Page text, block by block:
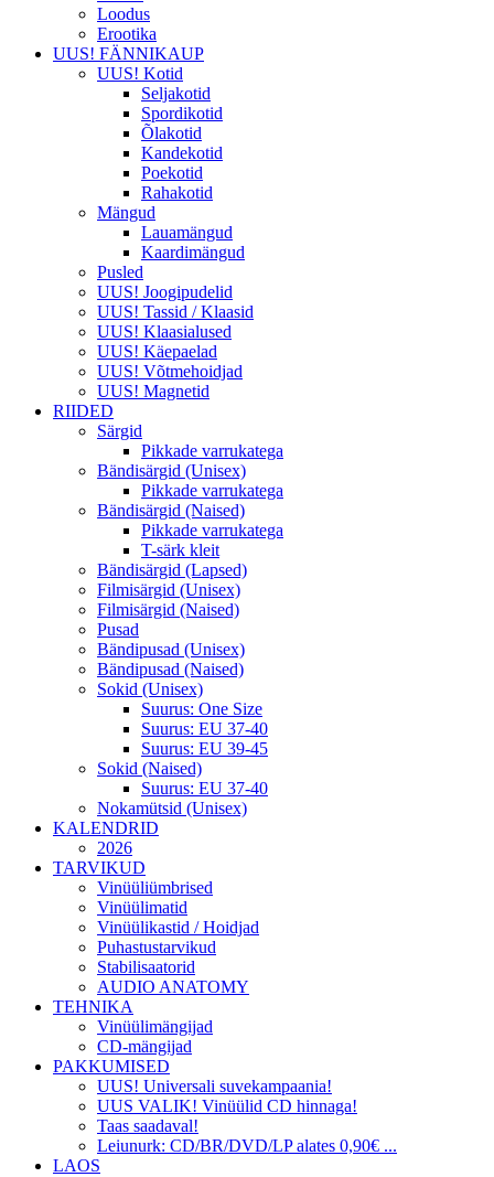
Loodus
Erootika
UUS! FÄNNIKAUP
UUS! Kotid
Seljakotid
Spordikotid
Õlakotid
Kandekotid
Poekotid
Rahakotid
Mängud
Lauamängud
Kaardimängud
Pusled
UUS! Joogipudelid
UUS! Tassid / Klaasid
UUS! Klaasialused
UUS! Käepaelad
UUS! Võtmehoidjad
UUS! Magnetid
RIIDED
Särgid
Pikkade varrukatega
Bändisärgid (Unisex)
Pikkade varrukatega
Bändisärgid (Naised)
Pikkade varrukatega
T-särk kleit
Bändisärgid (Lapsed)
Filmisärgid (Unisex)
Filmisärgid (Naised)
Pusad
Bändipusad (Unisex)
Bändipusad (Naised)
Sokid (Unisex)
Suurus: One Size
Suurus: EU 37-40
Suurus: EU 39-45
Sokid (Naised)
Suurus: EU 37-40
Nokamütsid (Unisex)
KALENDRID
2026
TARVIKUD
Vinüüliümbrised
Vinüülimatid
Vinüülikastid / Hoidjad
Puhastustarvikud
Stabilisaatorid
AUDIO ANATOMY
TEHNIKA
Vinüülimängijad
CD-mängijad
PAKKUMISED
UUS! Universali suvekampaania!
UUS VALIK! Vinüülid CD hinnaga!
Taas saadaval!
Leiunurk: CD/BR/DVD/LP alates 0,90€ ...
LAOS